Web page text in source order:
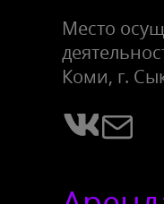
Место
Коми, г.